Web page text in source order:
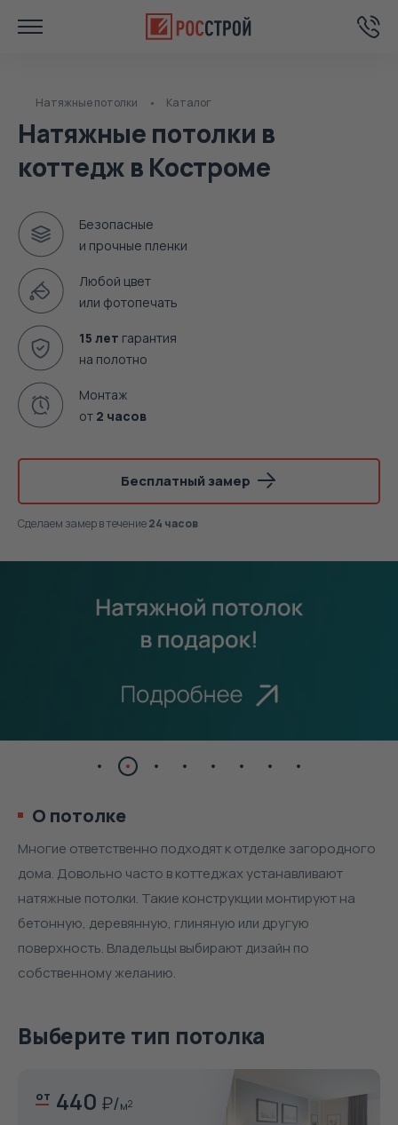
Натяжные потолки Каталог
Натяжные потолки в
коттедж в Костроме
Безопасные
и прочные пленки
Любой цвет
или фотопечать
15 лет гарантия
на полотно
Монтаж
от 2 часов
Бесплатный замер
Сделаем замерв течение24 часов
О потолке
Многие ответственно подходят к отделке загородного
дома. Довольно часто в коттеджах устанавливают
натяжные потолки. Такие конструкции монтируют на
бетонную, деревянную, глиняную или другую
поверхность. Владельцы выбирают дизайн по
собственному желанию.
Выберите тип потолка
от 440 м2